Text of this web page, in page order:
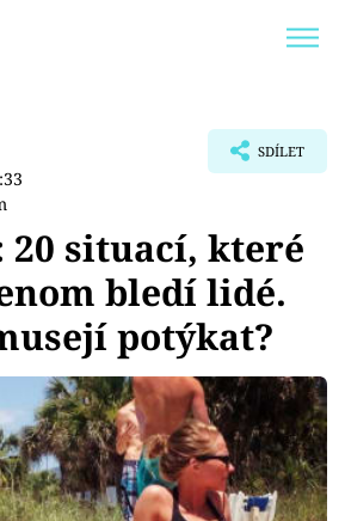
SDÍLET
20 situací, které
bledí lidé.
potýkat?